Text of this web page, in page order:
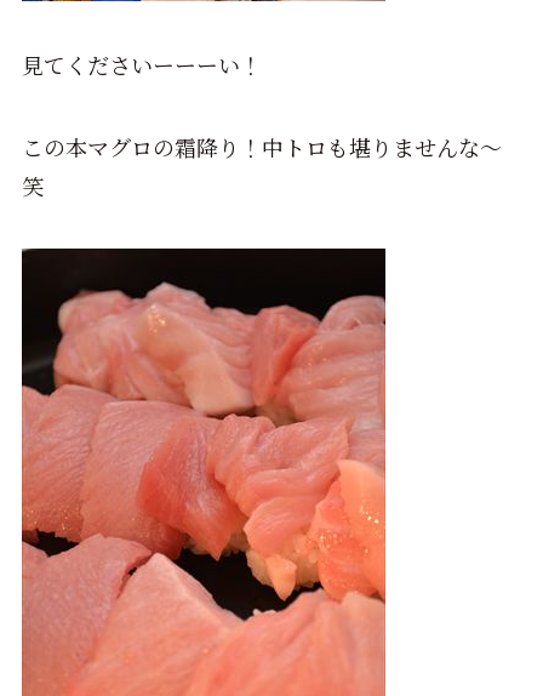
見てくださいーーーい！
この本マグロの霜降り！中トロも堪りませんな～
笑